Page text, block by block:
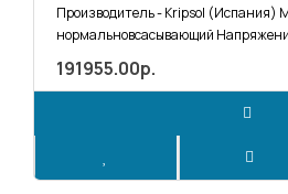
Производитель - Kripsol (Испания)
нормальновсасывающий
191955.00р.